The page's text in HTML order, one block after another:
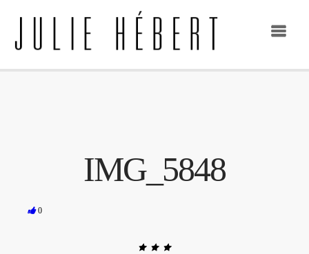
IMG_5848
0